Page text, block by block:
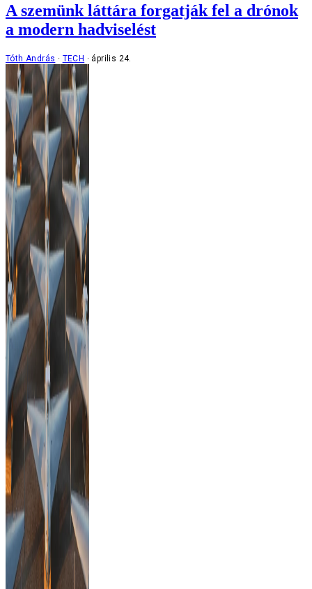
A szemünk láttára forgatják fel a drónok
a modern hadviselést
Tóth András TECH április 24.